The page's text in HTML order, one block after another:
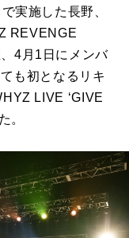
実施した長野、
REVENGE
4月1日にメンバ
も初となるリキ
LIVE ‘GIVE
。